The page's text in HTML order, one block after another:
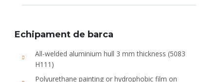
Echipament de barca
All-welded aluminium hull 3 mm thickness (5083
H111)
Polyurethane painting or hydrophobic film on